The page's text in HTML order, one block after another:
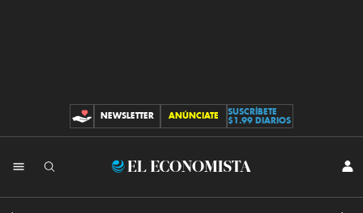
CONTRIBUCIONES
NEWSLETTER ANÚNCIATE
SUSCRÍBETE
$1.99 DIARIOS
El